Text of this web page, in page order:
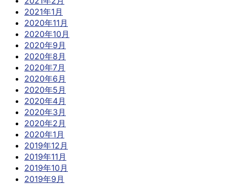
2021年1月
2020年11月
2020年10月
2020年9月
2020年8月
2020年7月
2020年6月
2020年5月
2020年4月
2020年3月
2020年2月
2020年1月
2019年12月
2019年11月
2019年10月
2019年9月